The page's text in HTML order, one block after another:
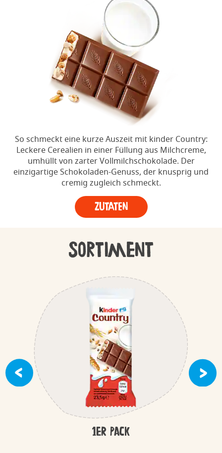
So schmeckt eine kurze Auszeit mit kinder Country:
Leckere Cerealien in einer Füllung aus Milchcreme,
umhüllt von zarter Vollmilchschokolade. Der
einzigartige Schokoladen-Genuss, der knusprig und
cremig zugleich schmeckt.
Zutaten
Sortiment
1ER PACK